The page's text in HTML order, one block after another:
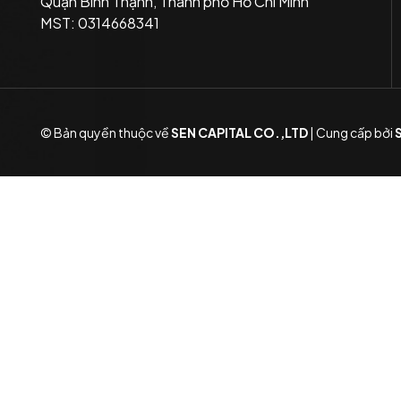
MST: 0314668341
© Bản quyền thuộc vềSEN CAPITAL CO.,LTD| Cung cấp bởi